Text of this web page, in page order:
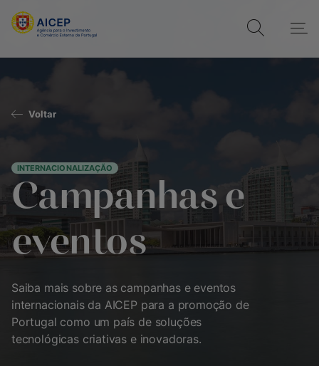
Voltar
INTERNACIONALIZAÇÃO
Campanhas e
eventos
Saiba mais sobre as campanhas e eventos
internacionais da AICEP para a promoção de
Portugal como um país de soluções
tecnológicas criativas e inovadoras.